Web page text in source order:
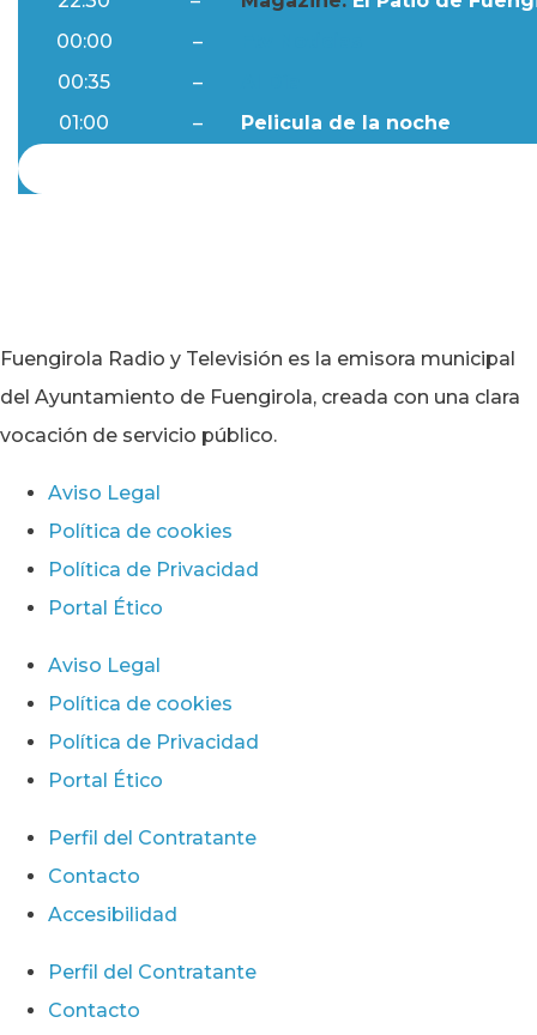
00:00
–
00:35
–
01:00
– Pelicula de la noche
Fuengirola Radio y Televisión es la emisora municipal
del Ayuntamiento de Fuengirola, creada con una clara
vocación de servicio público.
Aviso Legal
Política de cookies
Política de Privacidad
Portal Ético
Aviso Legal
Política de cookies
Política de Privacidad
Portal Ético
Perfil del Contratante
Contacto
Accesibilidad
Perfil del Contratante
Contacto